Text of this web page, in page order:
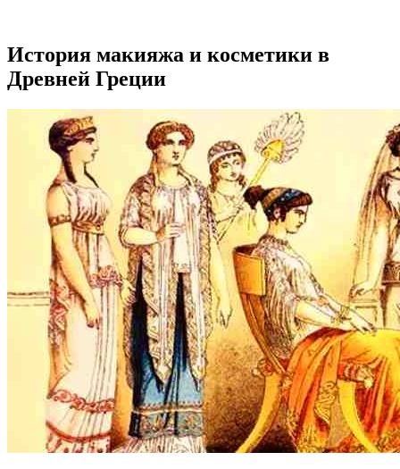
История макияжа и косметики в
Древней Греции